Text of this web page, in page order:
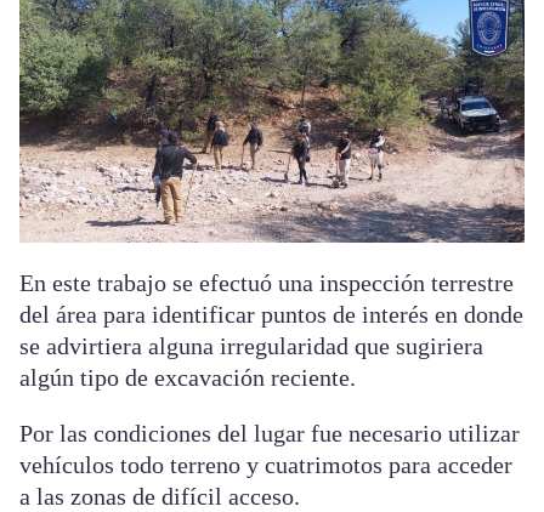
En este trabajo se efectuó una inspección terrestre
del área para identificar puntos de interés en donde
se advirtiera alguna irregularidad que sugiriera
algún tipo de excavación reciente.
Por las condiciones del lugar fue necesario utilizar
vehículos todo terreno y cuatrimotos para acceder
a las zonas de difícil acceso.